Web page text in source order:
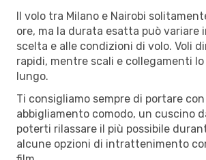
Il volo tra Milano e Nairobi
ore, ma la durata esatta può variare
scelta e alle condizioni di volo. Voli
rapidi, mentre scali e collegamenti
lungo.
Ti consigliamo sempre di portare
abbigliamento comodo, un cuscino
poterti rilassare il più possibile
alcune opzioni di intrattenimento